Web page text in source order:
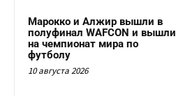
Марокко и Алжир вышли в
полуфинал WAFCON и вышли
на чемпионат мира по
футболу
10 августа 2026